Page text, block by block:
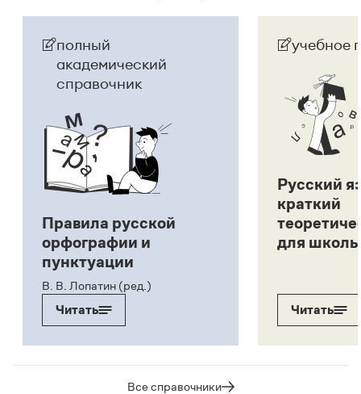
полный
академический
справочник
Правила русской
орфографии и
пунктуации
В. В. Лопатин (ред.)
Читать
учебное
Русский
краткий
для
Читать
Все справочники